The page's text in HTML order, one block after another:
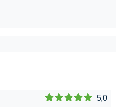
5,0